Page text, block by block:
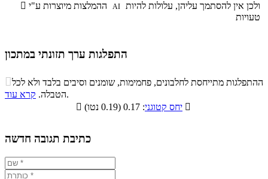
 AI
טעויות
התפלגות ערך תזונתי במתכון
התפלגות ערך תזונתי במתכון
סיבים
תזונתיים
שומנים חלבונים
21.2% 59.2%
ההתפלגות מתייחסת לחלבונים, פחמימות, שומנים וסיבים בלבד ולא לכל
הטבלה. קרא עוד
.

יחס קטוגני 
כתיבת תגובה חדשה